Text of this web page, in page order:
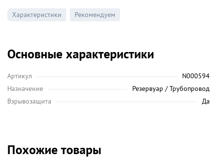
Характеристики Рекомендуем
Основные характеристики
Артикул
N000594
Назначение
Резервуар / Трубопровод
Взрывозащита
Да
Похожие товары